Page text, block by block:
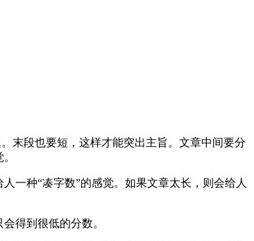
末段也要短，这样才能突出主旨。文章中间要分
一种“凑字数”的感觉。如果文章太长，则会给人
得到很低的分数。